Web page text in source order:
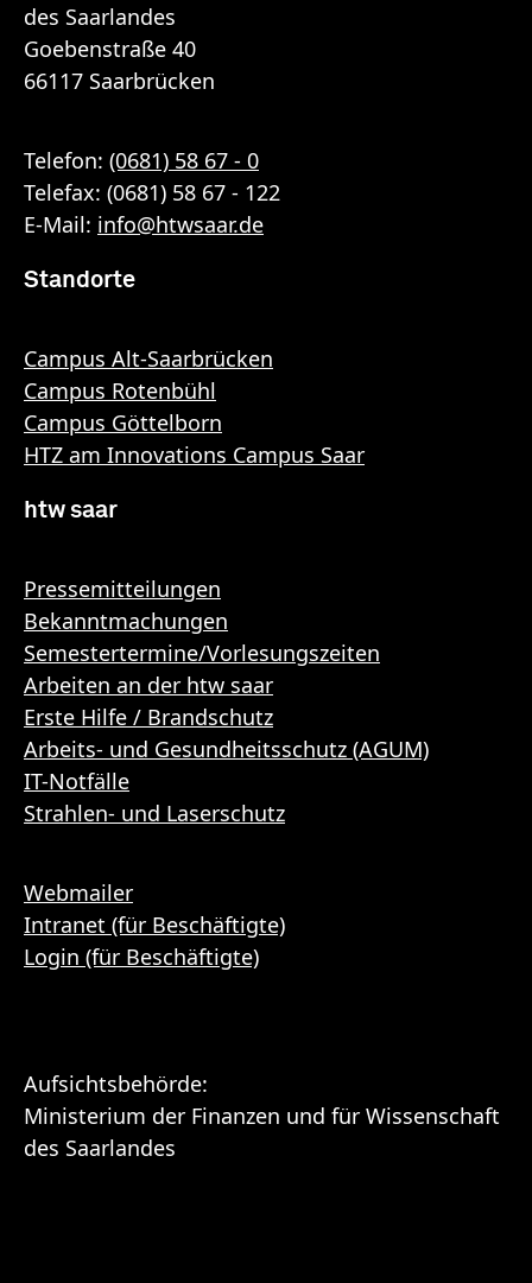
des Saarlandes
Goebenstraße 40
66117 Saarbrücken
Telefon: (0681) 58 67 - 0
Telefax: (0681) 58 67 - 122
E-Mail: info@htwsaar.de
Standorte
Campus Alt-Saarbrücken
Campus Rotenbühl
Campus Göttelborn
HTZ am Innovations Campus Saar
htw saar
Pressemitteilungen
Bekanntmachungen
Semestertermine/Vorlesungszeiten
Arbeiten an der htw saar
Erste Hilfe / Brandschutz
Arbeits- und Gesundheitsschutz (AGUM)
IT-Notfälle
Strahlen- und Laserschutz
Webmailer
Intranet (für Beschäftigte)
Login (für Beschäftigte)
Aufsichtsbehörde:
Ministerium der Finanzen und für Wissenschaft
des Saarlandes